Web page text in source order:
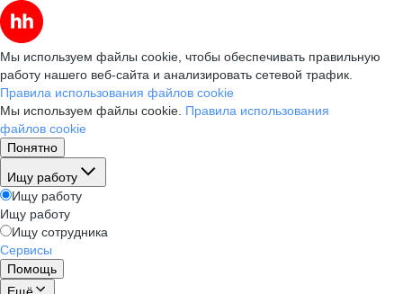
Мы используем файлы cookie, чтобы обеспечивать правильную
работу нашего веб-сайта и анализировать сетевой трафик.
Правила использования файлов cookie
Мы используем файлы cookie. Правила использования
файлов cookie
Понятно
Ищу работу
Ищу работу
Ищу работу
Ищу сотрудника
Сервисы
Помощь